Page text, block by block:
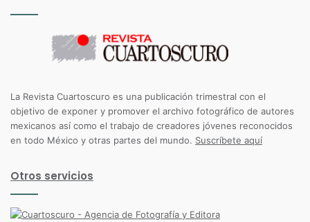
La Revista Cuartoscuro es una publicación trimestral con el
objetivo de exponer y promover el archivo fotográfico de autores
mexicanos así como el trabajo de creadores jóvenes reconocidos
en todo México y otras partes del mundo. Suscríbete aquí
Otros servicios